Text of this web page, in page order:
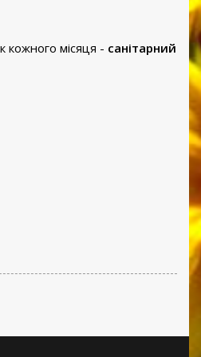
кожного місяця - санітарний